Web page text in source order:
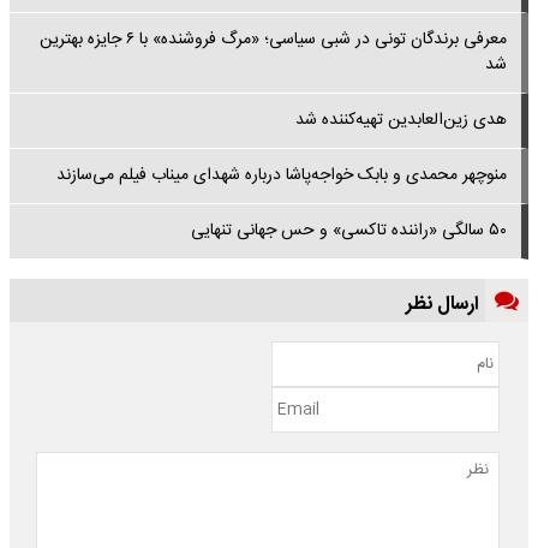
معرفی برندگان تونی در شبی سیاسی؛ «مرگ فروشنده» با ۶ جایزه بهترین
شد
هدی زین‌العابدین تهیه‌کننده شد
منوچهر محمدی و بابک خواجه‌پاشا درباره شهدای میناب فیلم می‌سازند
۵۰ سالگی «راننده تاکسی» و حس جهانی تنهایی
ارسال نظر